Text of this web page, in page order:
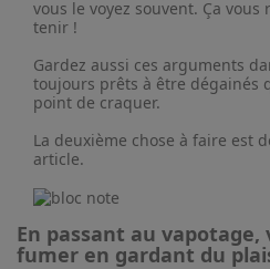
vous le voyez souvent. Ça
tenir !
Gardez aussi ces arguments
toujours prêts à être dégainés
point de craquer.
La deuxième chose à faire est
article.
En passant au
fumer en gardant du